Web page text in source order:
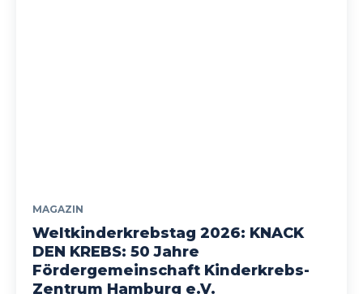
MAGAZIN
Weltkinderkrebstag 2026: KNACK
DEN KREBS: 50 Jahre
Fördergemeinschaft Kinderkrebs-
Zentrum Hamburg e.V.